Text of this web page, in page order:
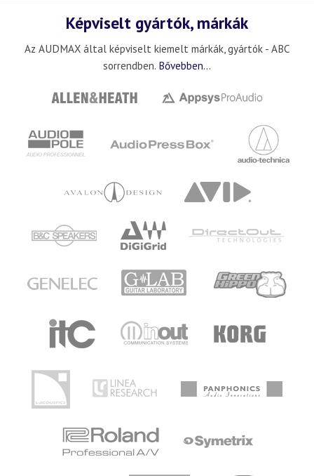
Képviselt gyártók, márkák
Az AUDMAX által képviselt kiemelt márkák, gyártók - ABC
sorrendben. Bővebben...